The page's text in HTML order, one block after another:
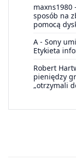
maxns1980 -
sposób na
pomocą
A - Sony
Etykieta
Robert
pieniędzy
„otrzymali